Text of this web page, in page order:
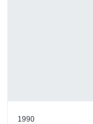
1990